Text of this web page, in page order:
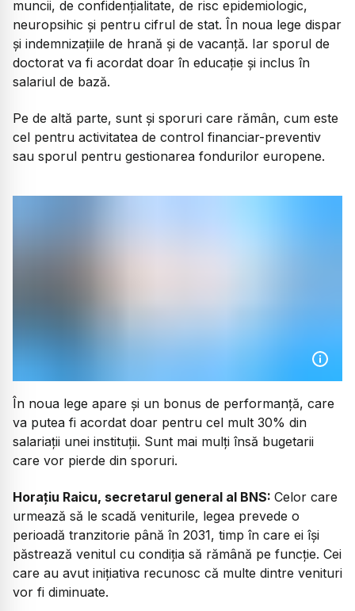
muncii, de confidențialitate, de risc epidemiologic,
neuropsihic și pentru cifrul de stat. În noua lege dispar
și indemnizațiile de hrană și de vacanță. Iar sporul de
doctorat va fi acordat doar în educație și inclus în
salariul de bază.
Pe de altă parte, sunt și sporuri care rămân, cum este
cel pentru activitatea de control financiar-preventiv
sau sporul pentru gestionarea fondurilor europene.
În noua lege apare și un bonus de performanță, care
va putea fi acordat doar pentru cel mult 30% din
salariații unei instituții. Sunt mai mulți însă bugetarii
care vor pierde din sporuri.
Horațiu Raicu, secretarul general al BNS: Celor care
urmează să le scadă veniturile, legea prevede o
perioadă tranzitorie până în 2031, timp în care ei își
păstrează venitul cu condiția să rămână pe funcție. Cei
care au avut inițiativa recunosc că multe dintre venituri
vor fi diminuate.